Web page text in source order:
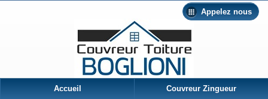
Appelez nous
Accueil Couvreur Zingueur